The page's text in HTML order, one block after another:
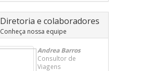
Diretoria e colaboradores
Conheça nossa equipe
Andrea Barros
Consultor de
Viagens